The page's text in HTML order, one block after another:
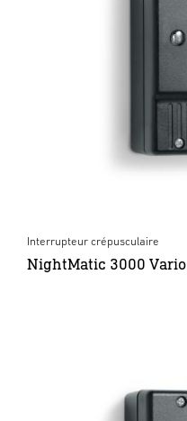
Interrupteur crépusculaire
NightMatic 3000 Vario